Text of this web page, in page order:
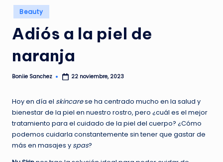
N
E
Publicado
en
Beauty
Adiós a la piel de
naranja
Publicado
Boniie Sanchez 22 noviembre, 2023
Hoy en día el skincarese ha centrado mucho en la salud y ​
bienestar de la piel en nuestro rostro, pero ¿cuál es el mejor
tratamiento para el cuidado de la piel del cuerpo? ¿Cómo
podemos cuidarla constantemente sin tener que gastar de
más en masajes y spas?